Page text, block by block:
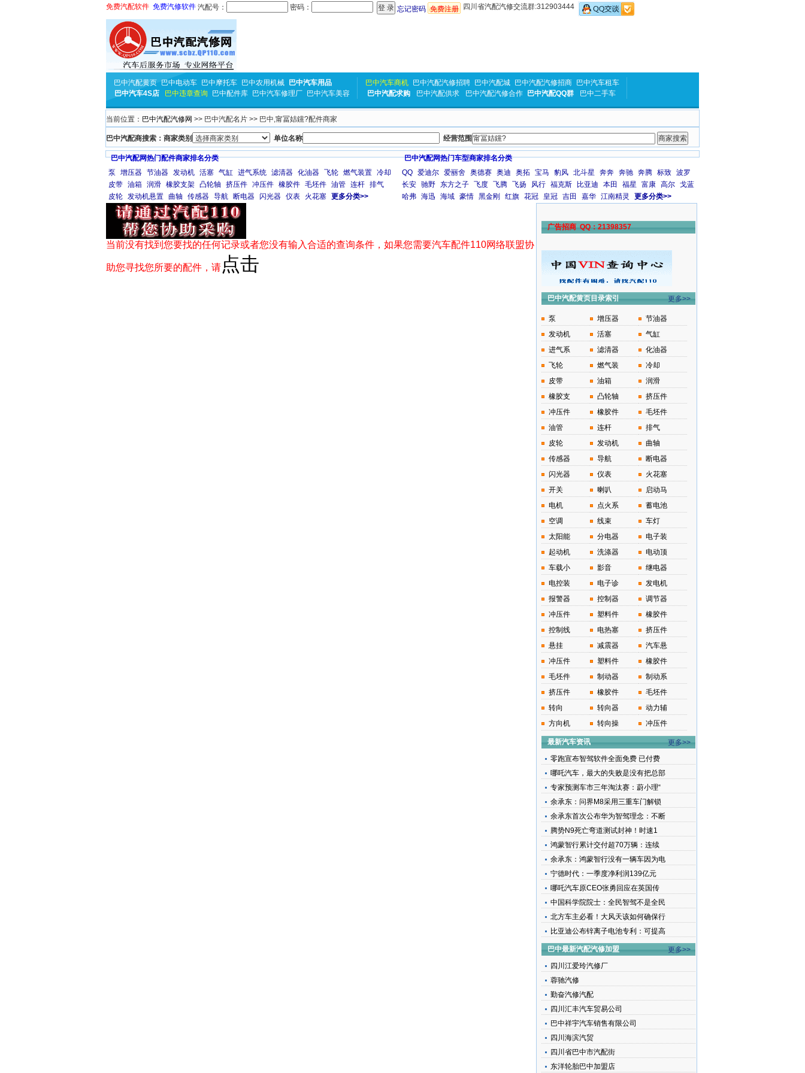
免费汽配软件 免费汽修软件 汽配号： 密码： 忘记密码 免费注册 四川省汽配汽修交流群:312903444
巴中汽配黄页 巴中电动车 巴中摩托车 巴中农用机械
巴中汽车用品
巴中汽车4S店
巴中违章查询 巴中配件库 巴中汽车修理厂 巴中汽车美容
巴中汽车商机 巴中汽配汽修招聘 巴中汽配城 巴中汽配汽修招商
巴中汽车租车
巴中汽配求购
巴中汽配供求 巴中汽配汽修合作 巴中汽配QQ群 巴中二手车
当前位置： 巴中汽配汽修网 >> 巴中汽配名片 >> 巴中,甯冨姞钂?配件商家
巴中汽配商搜索：商家类别 单位名称 经营范围
巴中汽配网热门配件商家排名分类
泵
增压器 节油器 发动机 活塞 气缸 进气系统 滤清器 化油器 飞轮 燃气装置 冷却
皮带 油箱 润滑 橡胶支架 凸轮轴 挤压件 冲压件 橡胶件 毛坯件 油管 连杆 排气
皮轮 发动机悬置 曲轴 传感器 导航 断电器 闪光器 仪表 火花塞 更多分类>>
巴中汽配网热门车型商家排名分类
QQ 爱迪尔 爱丽舍 奥德赛 奥迪 奥拓 宝马 豹风 北斗星 奔奔 奔驰 奔腾 标致 波罗
长安 驰野 东方之子 飞度 飞腾 飞扬 风行 福克斯 比亚迪 本田 福星 富康 高尔 戈蓝
哈弗 海迅 海域 豪情 黑金刚 红旗 花冠 皇冠 吉田 嘉华 江南精灵 更多分类>>
当前没有找到您要找的任何记录或者您没有输入合适的查询条件，如果您需要汽车配件110网络联盟协
助您寻找您所要的配件，请 点击
广告招商 QQ：21398357
巴中汽配黄页目录索引 更多>>
泵 增压器
节油器
发动机
活塞
气缸
进气系
滤清器
化油器
飞轮
燃气装
冷却
皮带
油箱
润滑
橡胶支
凸轮轴
挤压件
冲压件
橡胶件
毛坯件
油管
连杆
排气
皮轮
发动机
曲轴
传感器
导航
断电器
闪光器
仪表
火花塞
开关
喇叭
启动马
电机
点火系
蓄电池
空调
线束
车灯
太阳能
分电器
电子装
起动机
洗涤器
电动顶
车载小
影音
继电器
电控装
电子诊
发电机
报警器
控制器
调节器
冲压件
塑料件
橡胶件
控制线
电热塞
挤压件
悬挂
减震器
汽车悬
冲压件
塑料件
橡胶件
毛坯件
制动器
制动系
挤压件
橡胶件
毛坯件
转向
转向器
动力辅
方向机
转向操 冲压件
最新汽车资讯
更多>>
零跑宣布智驾软件全面免费 已付费
哪吒汽车，最大的失败是没有把总部
专家预测车市三年淘汰赛：蔚小理“
余承东：问界M8采用三重车门解锁
余承东首次公布华为智驾理念：不断
腾势N9死亡弯道测试封神！时速1
鸿蒙智行累计交付超70万辆：连续
余承东：鸿蒙智行没有一辆车因为电
宁德时代：一季度净利润139亿元
哪吒汽车原CEO张勇回应在英国传
中国科学院院士：全民智驾不是全民
北方车主必看！大风天该如何确保行
比亚迪公布锌离子电池专利：可提高
巴中最新汽配汽修加盟
更多>>
四川江爱玲汽修厂
蓉驰汽修
勤奋汽修汽配
四川汇丰汽车贸易公司
巴中祥宇汽车销售有限公司
四川海滨汽贸
四川省巴中市汽配街
东洋轮胎巴中加盟店